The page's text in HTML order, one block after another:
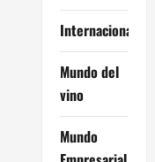
Internacional
Mundo del
vino
Mundo